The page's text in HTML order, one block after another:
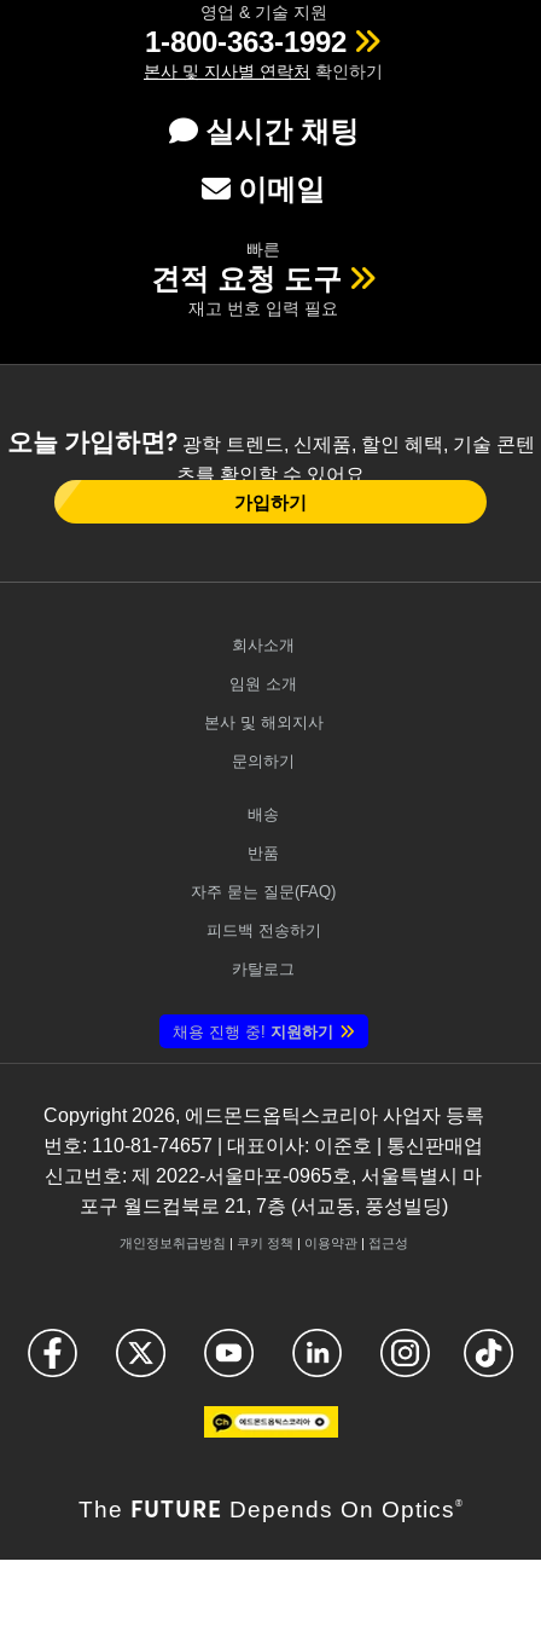
영업 & 기술 지원
1-800-363-1992
본사 및 지사별 연락처 확인하기
실시간 채팅
이메일
빠른
견적 요청 도구
재고 번호 입력 필요
오늘 가입하면?광학 트렌드, 신제품, 할인 혜택, 기술 콘텐
츠를 확인할 수 있어요
가입하기
회사소개
임원 소개
본사 및 해외지사
문의하기
배송
반품
자주 묻는 질문(FAQ)
피드백 전송하기
카탈로그
채용 진행 중! 지원하기
Copyright 2026, 에드몬드옵틱스코리아 사업자 등록
번호: 110-81-74657 | 대표이사: 이준호 | 통신판매업
신고번호: 제 2022-서울마포-0965호, 서울특별시 마
포구 월드컵북로 21, 7층 (서교동, 풍성빌딩)
개인정보취급방침 쿠키 정책 이용약관| 접근성
The FUTURE Depends On Optics ®